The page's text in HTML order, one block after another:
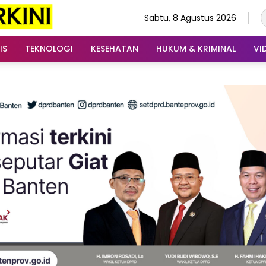
Sabtu, 8 Agustus 2026
TEKNOLOGI KESEHATAN HUKUM & KRIMINAL